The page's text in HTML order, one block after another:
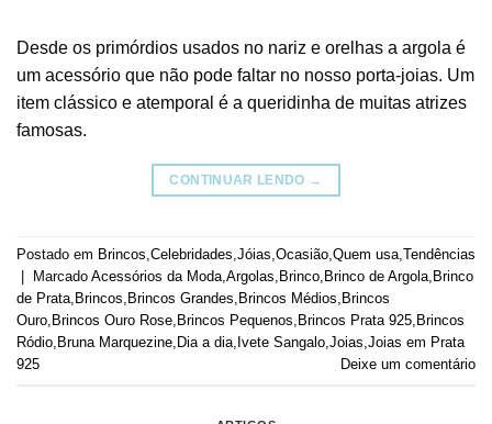
Desde os primórdios usados no nariz e orelhas a argola é
um acessório que não pode faltar no nosso porta-joias. Um
item clássico e atemporal é a queridinha de muitas atrizes
famosas.
CONTINUAR LENDO →
Postado em Brincos Celebridades Jóias Ocasião Quem usa Tendências
Marcado Acessórios da Moda Argolas Brinco Brinco de Argola Brinco
de Prata Brincos Brincos Grandes Brincos Médios Brincos
Ouro Brincos Ouro Rose Brincos Pequenos Brincos Prata 925 Brincos
Ródio Bruna Marquezine Dia a dia Ivete Sangalo Joias Joias em Prata
925
Deixe um comentário